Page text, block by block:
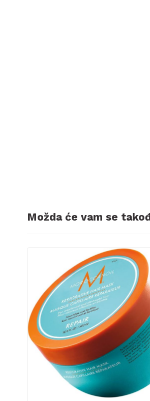
Možda će vam se